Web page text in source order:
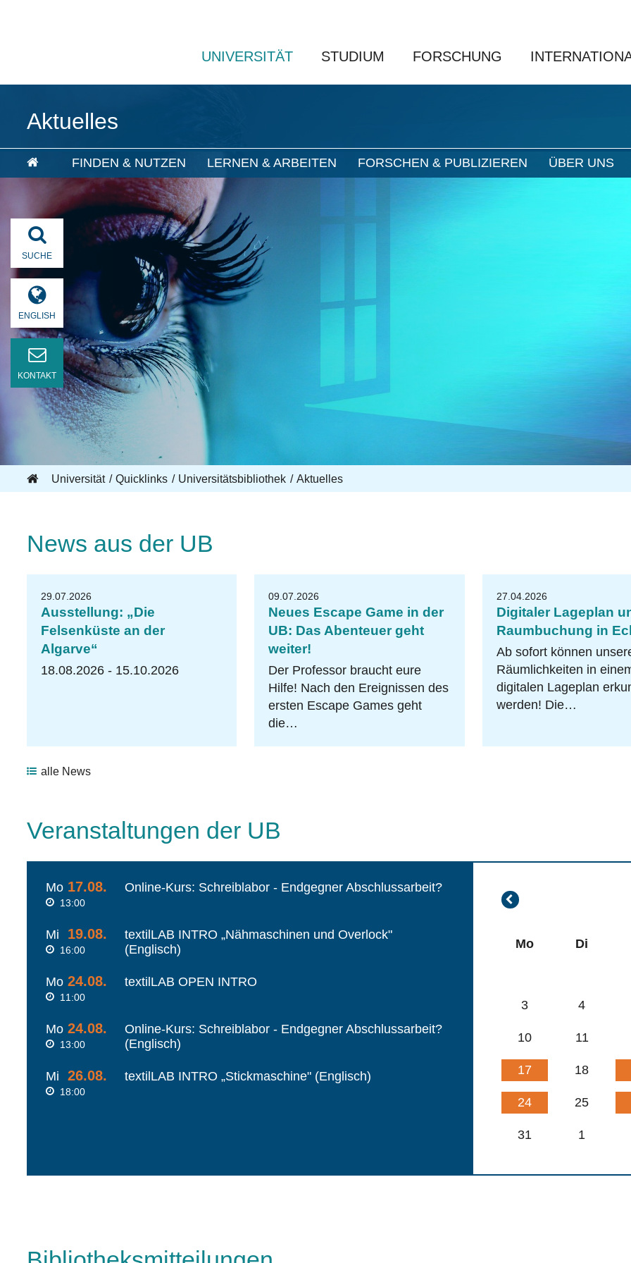
UNIVERSITÄT STUDIUM FORSCHUNG
Aktuelles
FINDEN & NUTZEN LERNEN & ARBEITEN FORSCHEN & PUBLIZIEREN ÜBER UNS
SUCHE
ENGLISH
KONTAKT
Universität Quicklinks Universitätsbibliothek Aktuelles
News aus der UB
29.07.2026
Ausstellung: „Die
Felsenküste an der
Algarve“
18.08.2026 - 15.10.2026
09.07.2026
Neues Escape Game in der
UB: Das Abenteuer geht
weiter!
Der Professor braucht eure
Hilfe! Nach den Ereignissen des
ersten Escape Games geht
die…
27.04.2026
Digitaler Lageplan
Raumbuchung in
Ab sofort können
Räumlichkeiten in
digitalen Lageplan
werden! Die…
alle News
Veranstaltungen der UB
Mo 17.08.
13:00
Online-Kurs: Schreiblabor - Endgegner Abschlussarbeit?
Mi 19.08.
16:00
textilLAB INTRO „Nähmaschinen und Overlock"
(Englisch)
Mo 24.08.
11:00
textilLAB OPEN INTRO
Mo 24.08.
13:00
Online-Kurs: Schreiblabor - Endgegner Abschlussarbeit?
(Englisch)
Mi 26.08.
18:00
textilLAB INTRO „Stickmaschine" (Englisch)
Juli
2026
Mo Di
3 4
10 11
17 18
24 25
31 1